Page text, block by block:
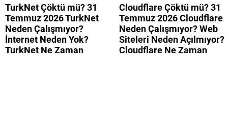
TurkNet Çöktü mü? 31
Temmuz 2026 TurkNet
Neden Çalışmıyor?
İnternet Neden Yok?
TurkNet Ne Zaman
Cloudflare Çöktü mü? 31
Temmuz 2026 Cloudflare
Neden Çalışmıyor? Web
Siteleri Neden Açılmıyor?
Cloudflare Ne Zaman